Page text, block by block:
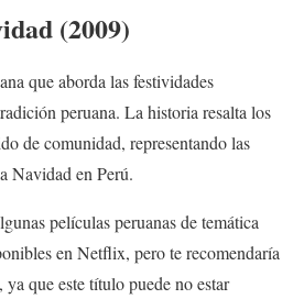
(2009)
que aborda las festividades
peruana. La historia resalta los
de comunidad, representando las
Navidad en Perú.
películas peruanas de temática
en Netflix, pero te recomendaría
que este título puede no estar